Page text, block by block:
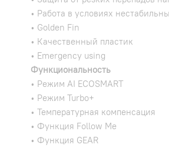
• Работа в условиях
• Golden Fin
• Качественный пластик
• Emergency using
Функциональность
• Режим AI ECOSMART
• Режим Turbo+
• Температурная компенсация
• Функция Follow Me
• Функция GEAR